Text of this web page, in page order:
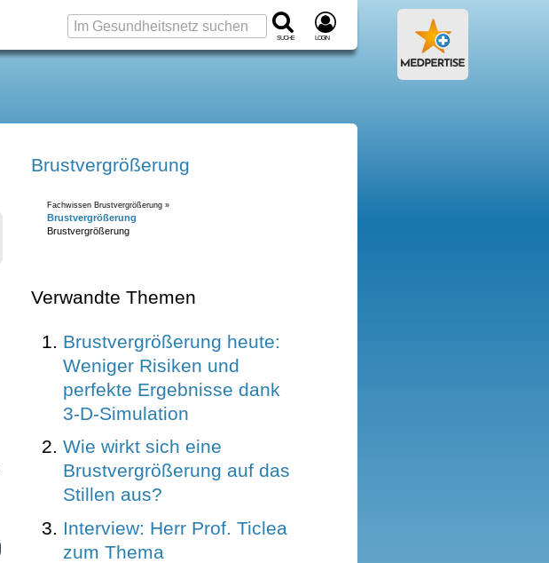
Suche Login
Brustvergrößerung
Fachwissen Brustvergrößerung »
Brustvergrößerung
Brustvergrößerung
Verwandte Themen
Brustvergrößerung heute:
Weniger Risiken und
perfekte Ergebnisse dank
3-D-Simulation
Wie wirkt sich eine
Brustvergrößerung auf das
Stillen aus?
Interview: Herr Prof. Ticlea
zum Thema